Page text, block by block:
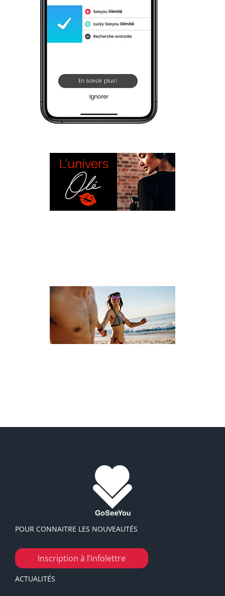
POUR CONNAITRE LES NOUVEAUTÉS
Inscription à l’infolettre
ACTUALITÉS